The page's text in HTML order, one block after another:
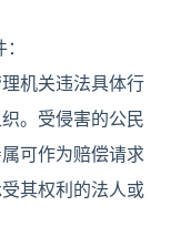
机关违法具体行
。受侵害的公民
可作为赔偿请求
其权利的法人或